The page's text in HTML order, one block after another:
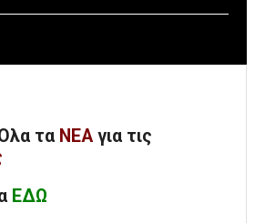
τα ΝΕΑ για τις
ΕΔΩ